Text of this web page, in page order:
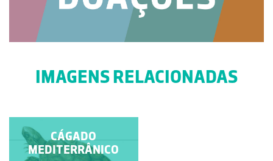
IMAGENS RELACIONADAS
CÁGADO-
MEDITERRÂNICO
CÁGADO
MEDITERRÂNICO